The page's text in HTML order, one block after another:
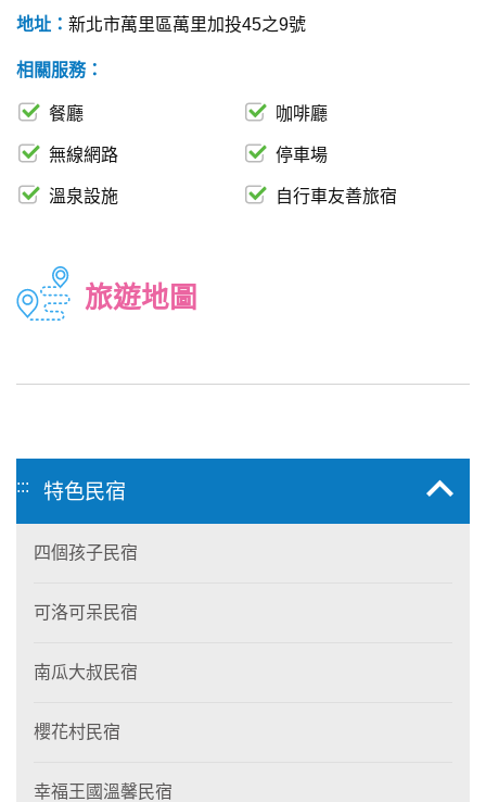
地址： 新北市萬里區萬里加投45之9號
相關服務：
餐廳 咖啡廳
無線網路 停車場
溫泉設施 自行車友善旅宿
旅遊地圖
::: 特色民宿
四個孩子民宿
可洛可呆民宿
南瓜大叔民宿
櫻花村民宿
幸福王國溫馨民宿